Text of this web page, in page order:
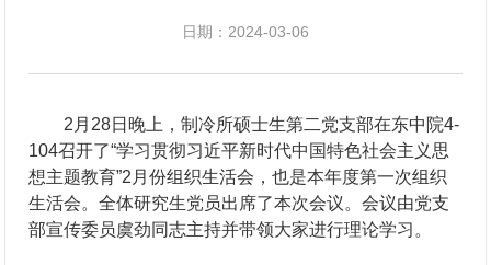
日期：2024-03-06
2月28日晚上，制冷所硕士生第二党支部在东中院4-
104召开了“学习贯彻习近平新时代中国特色社会主义思
想主题教育”2月份组织生活会，也是本年度第一次组织
生活会。全体研究生党员出席了本次会议。会议由党支
部宣传委员虞劲同志主持并带领大家进行理论学习。